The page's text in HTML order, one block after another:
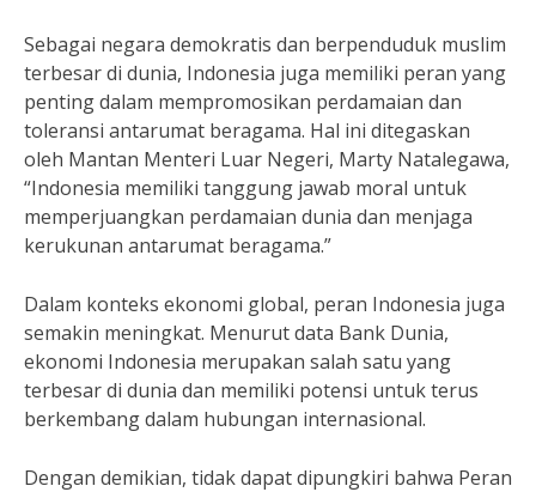
Sebagai negara demokratis dan berpenduduk muslim
terbesar di dunia, Indonesia juga memiliki peran yang
penting dalam mempromosikan perdamaian dan
toleransi antarumat beragama. Hal ini ditegaskan
oleh Mantan Menteri Luar Negeri, Marty Natalegawa,
“Indonesia memiliki tanggung jawab moral untuk
memperjuangkan perdamaian dunia dan menjaga
kerukunan antarumat beragama.”
Dalam konteks ekonomi global, peran Indonesia juga
semakin meningkat. Menurut data Bank Dunia,
ekonomi Indonesia merupakan salah satu yang
terbesar di dunia dan memiliki potensi untuk terus
berkembang dalam hubungan internasional.
Dengan demikian, tidak dapat dipungkiri bahwa Peran